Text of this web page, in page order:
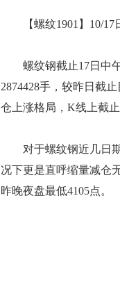
【螺纹1901】10/17
螺纹钢截止17日中午
2874428手，较昨日截
仓上涨格局，K线上截
对于螺纹钢近几日期
况下更是直呼缩量减仓
昨晚夜盘最低4105点。